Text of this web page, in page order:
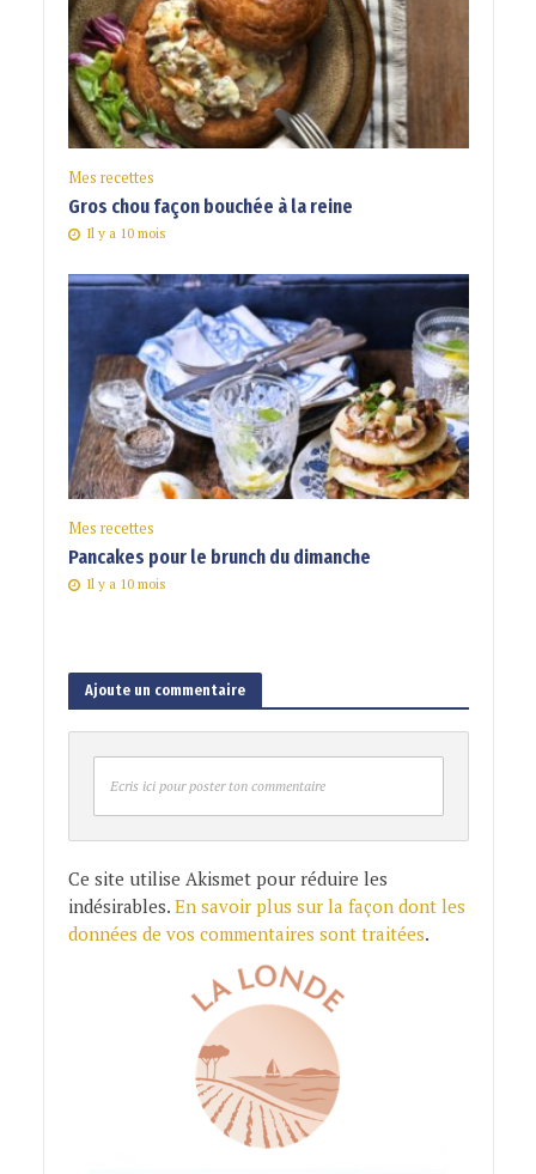
Mes recettes
Gros chou façon bouchée à la reine
Il y a 10 mois
Mes recettes
Pancakes pour le brunch du dimanche
Il y a 10 mois
Ajoute un commentaire
Ecris ici pour poster ton commentaire
Ce site utilise Akismet pour réduire les
indésirables. En savoir plus sur la façon dont les
données de vos commentaires sont traitées.